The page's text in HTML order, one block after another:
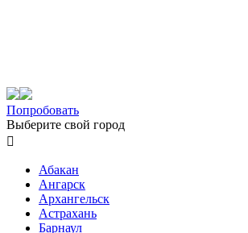
Попробовать
Выберите свой город

Абакан
Ангарск
Архангельск
Астрахань
Барнаул